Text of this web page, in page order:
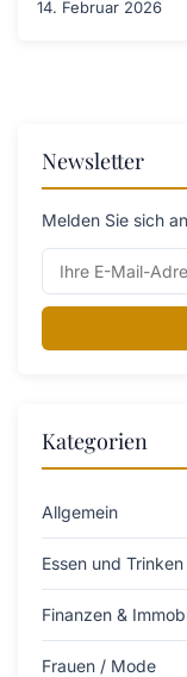
14. Februar 2026
Newsletter
Melden Sie sich
Kategorien
Allgemein
Essen und Trinken
Finanzen &
Frauen / Mode